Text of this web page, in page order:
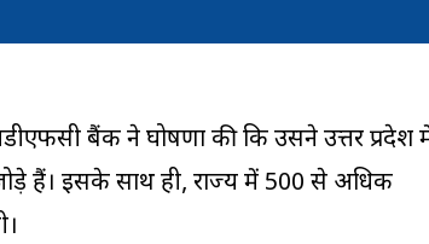
बैंक ने घोषणा की कि उसने उत्तर प्रदेश
हैं। इसके साथ ही, राज्य में 500 से अधिक